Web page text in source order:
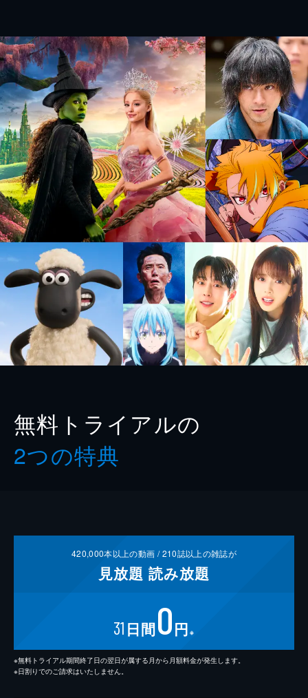
無料トライアルの
2つの特典
420,000本以上の動画 /210誌以上の雑誌が
見放題 読み放題
31 日間0円 ※
※無料トライアル期間終了日の翌日が属する月から月額料金が発生します。
※日割りでのご請求はいたしません。